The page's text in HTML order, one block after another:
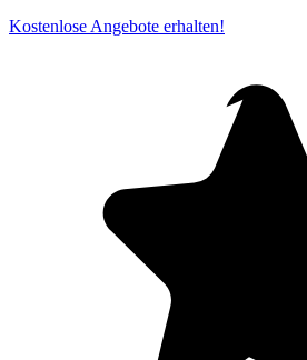
Kostenlose Angebote erhalten!